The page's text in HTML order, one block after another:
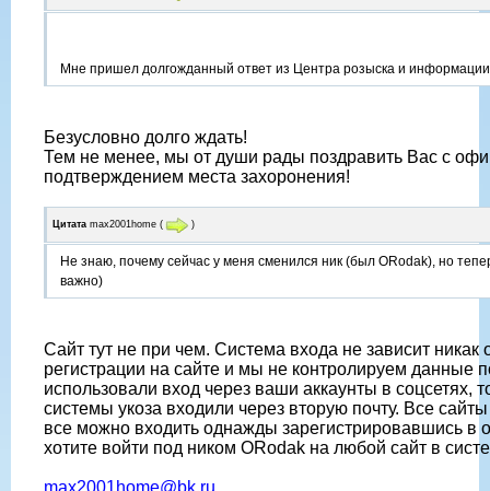
Мне пришел долгожданный ответ из Центра розыска и информации
Безусловно долго ждать!
Тем не менее, мы от души рады поздравить Вас с
подтверждением места захоронения!
Цитата max2001home ( )
Не знаю, почему сейчас у меня сменился ник (был ORodak), но
важно)
Сайт тут не при чем. Система входа не зависит никак
регистрации на сайте и мы не контролируем данные
использовали вход через ваши аккаунты в соцсетях,
системы укоза входили через вторую почту. Все
все можно входить однажды зарегистрировавшись в
хотите войти под ником ORodak на любой сайт в
max2001home@bk.ru